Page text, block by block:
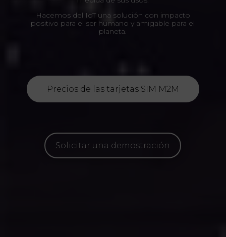
Hacemos del IoT una solución con impacto
positivo para el ser humano y amigable para el
planeta.
Precios de las tarjetas SIM M2M
Solicitar una demostración